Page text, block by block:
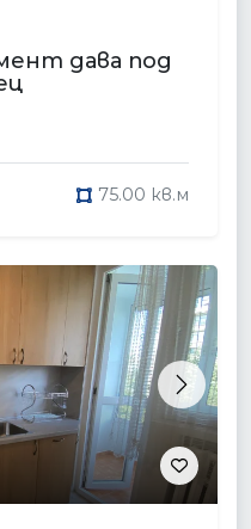
дава под
75.00 кв.м
Next